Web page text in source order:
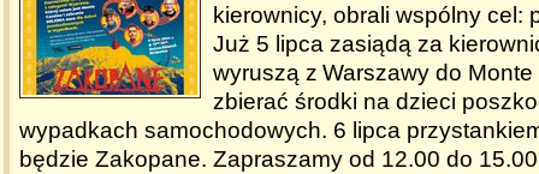
kierownicy, obrali wspólny cel:
Już 5 lipca zasiądą za
wyruszą z Warszawy do
zbierać środki na dzieci
wypadkach samochodowych. 6 lipca
będzie Zakopane. Zapraszamy od 12.00 do